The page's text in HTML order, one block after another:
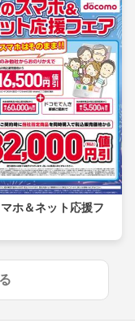
ホ＆ネット応援フ